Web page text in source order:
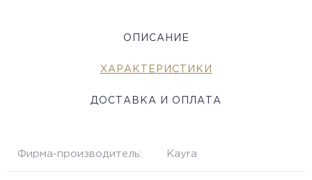
ОПИСАНИЕ
ХАРАКТЕРИСТИКИ
ДОСТАВКА И ОПЛАТА
Фирма-производитель: Kayra